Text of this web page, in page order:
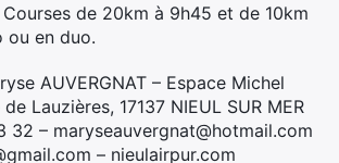
de 20km à 9h45 et de 10km
ou en duo.
AUVERGNAT – Espace Michel
Lauzières, 17137 NIEUL SUR MER
32 – maryseauvergnat@hotmail.com
– nieulairpur.com